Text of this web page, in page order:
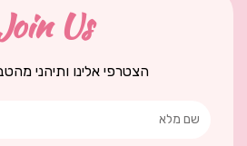
Us
הצטרפי אלינו ותיהני